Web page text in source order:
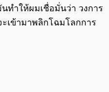
ทำให้ผมเชื่อมั่นว่า วงการ
เข้ามาพลิกโฉมโลกการ